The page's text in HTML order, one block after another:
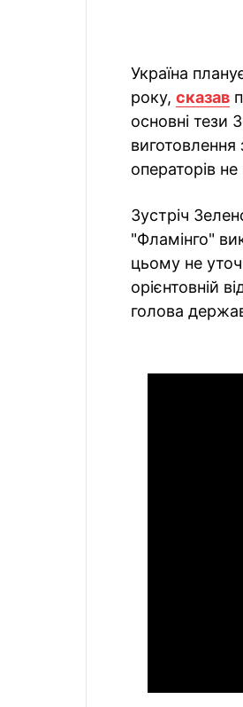
Україна
року, сказав
основні тези
виготовлення
операторів
Зустріч
"Фламінго"
цьому не
орієнтовній
голова